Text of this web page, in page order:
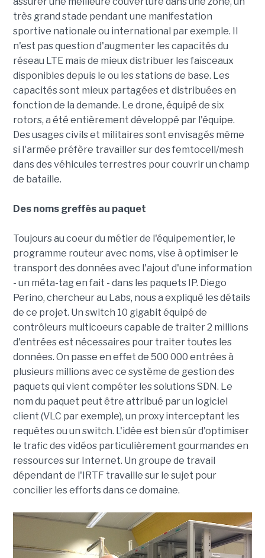
très grand stade pendant une manifestation
sportive nationale ou international par exemple. Il
n'est pas question d'augmenter les capacités du
réseau LTE mais de mieux distribuer les faisceaux
disponibles depuis le ou les stations de base. Les
capacités sont mieux partagées et distribuées en
fonction de la demande. Le drone, équipé de six
rotors, a été entièrement développé par l'équipe.
Des usages civils et militaires sont envisagés même
si l'armée préfère travailler sur des femtocell/mesh
dans des véhicules terrestres pour couvrir un champ
de bataille.
Des noms greffés au paquet
Toujours au coeur du métier de l'équipementier, le
programme routeur avec noms, vise à optimiser le
transport des données avec l'ajout d'une information
- un méta-tag en fait - dans les paquets IP. Diego
Perino, chercheur au Labs, nous a expliqué les détails
de ce projet. Un switch 10 gigabit équipé de
contrôleurs multicoeurs capable de traiter 2 millions
d'entrées est nécessaires pour traiter toutes les
données. On passe en effet de 500 000 entrées à
plusieurs millions avec ce système de gestion des
paquets qui vient compéter les solutions SDN. Le
nom du paquet peut être attribué par un logiciel
client (VLC par exemple), un proxy interceptant les
requêtes ou un switch. L'idée est bien sûr d'optimiser
le trafic des vidéos particulièrement gourmandes en
ressources sur Internet. Un groupe de travail
dépendant de l'IRTF travaille sur le sujet pour
concilier les efforts dans ce domaine.